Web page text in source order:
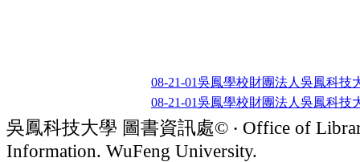
08-21-01吳鳳學校財團法人吳鳳科技
08-21-01吳鳳學校財團法人吳鳳科技
吳鳳科技大學 圖書資訊處© ‧ Office of
Information. WuFeng University.